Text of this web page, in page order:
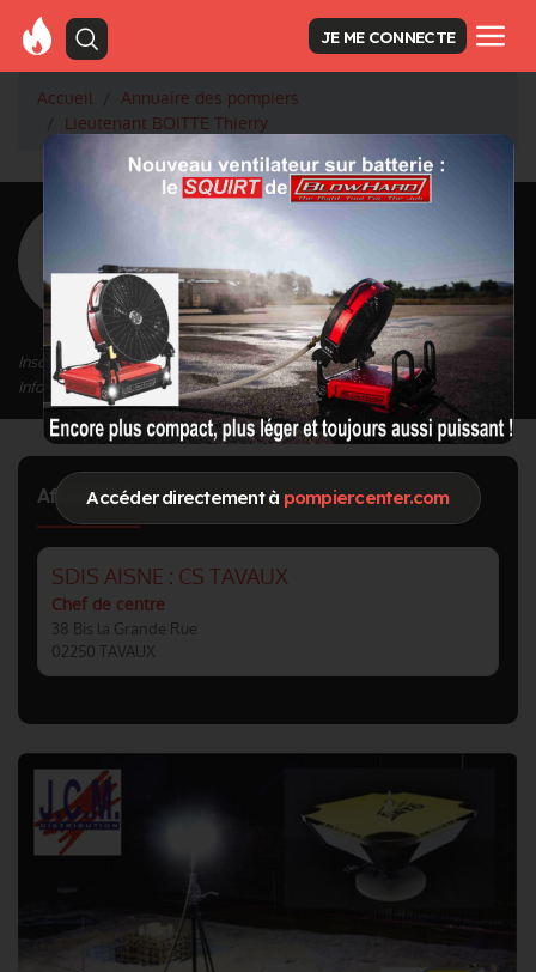
Accéder directement à pompiercenter.com
JE ME CONNECTE
Accueil
Annuaire des pompiers
Lieutenant BOITTE Thierry
Retour à la liste des pompiers
BOITTE Thierry
Grade : Lieutenant
Inscrit depuis le 12/09/2020 à 14:28
Informations mises à jour le 01/02/2022 à 12:03
Affectation
SDIS AISNE : CS TAVAUX
Chef de centre
38 Bis la Grande Rue
02250 TAVAUX